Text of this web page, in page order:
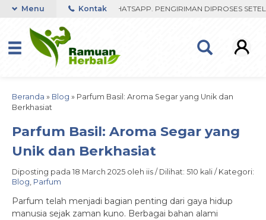
RESPON ORDER VIA WHATSAPP. PENGIRIMAN DIPROSES
Menu Kontak
Beranda » Blog » Parfum Basil: Aroma Segar yang Unik dan
Berkhasiat
Parfum Basil: Aroma Segar yang
Unik dan Berkhasiat
Diposting pada 18 March 2025 oleh iis / Dilihat: 510 kali / Kategori:
Blog, Parfum
Parfum telah menjadi bagian penting dari gaya hidup
manusia sejak zaman kuno. Berbagai bahan alami